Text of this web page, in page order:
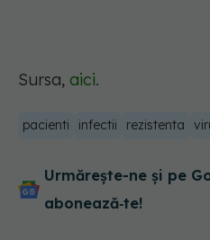
Sursa, aici.
pacienti infectii rezistenta
Urmărește-ne și pe
abonează‑te!